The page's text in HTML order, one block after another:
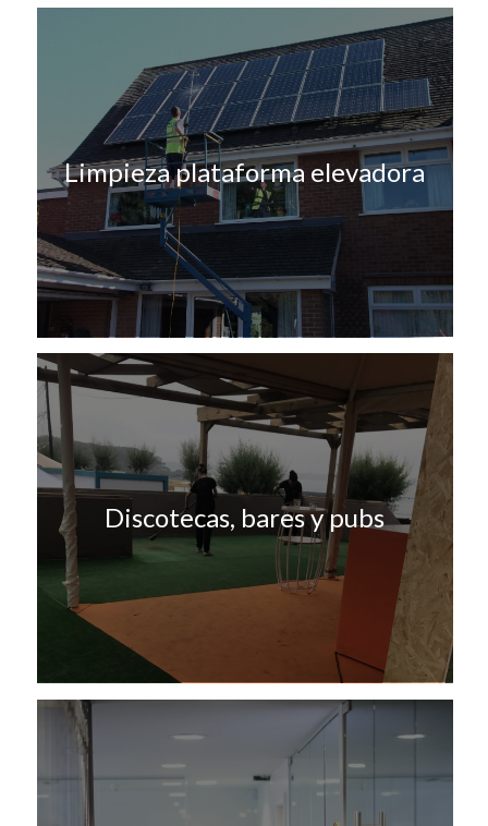
Limpieza plataforma elevadora
Discotecas, bares y pubs